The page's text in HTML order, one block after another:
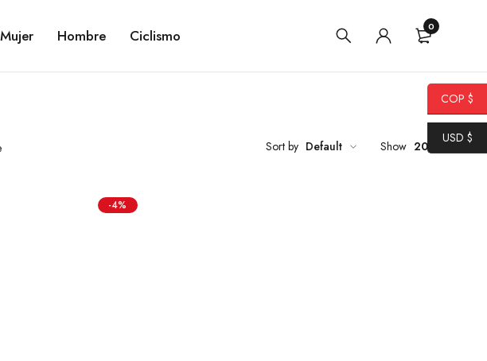
Mujer Hombre Ciclismo 0
Sort by Default Show 20
-4%
COP $
USD $